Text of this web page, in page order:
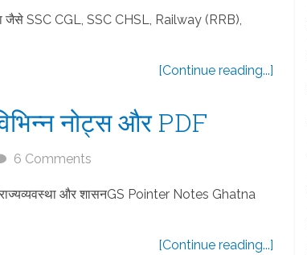
जैसे SSC CGL, SSC CHSL, Railway (RRB),
[Continue reading...]
नोट्स और PDF
6 Comments
राज्यव्यवस्था और शासनGS Pointer Notes Ghatna
[Continue reading...]